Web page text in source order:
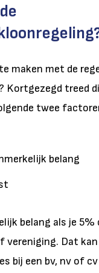
maken met de
Kortgezegd treed
twee
belang
belang als je
vereniging. Dat
bij een bv, nv of